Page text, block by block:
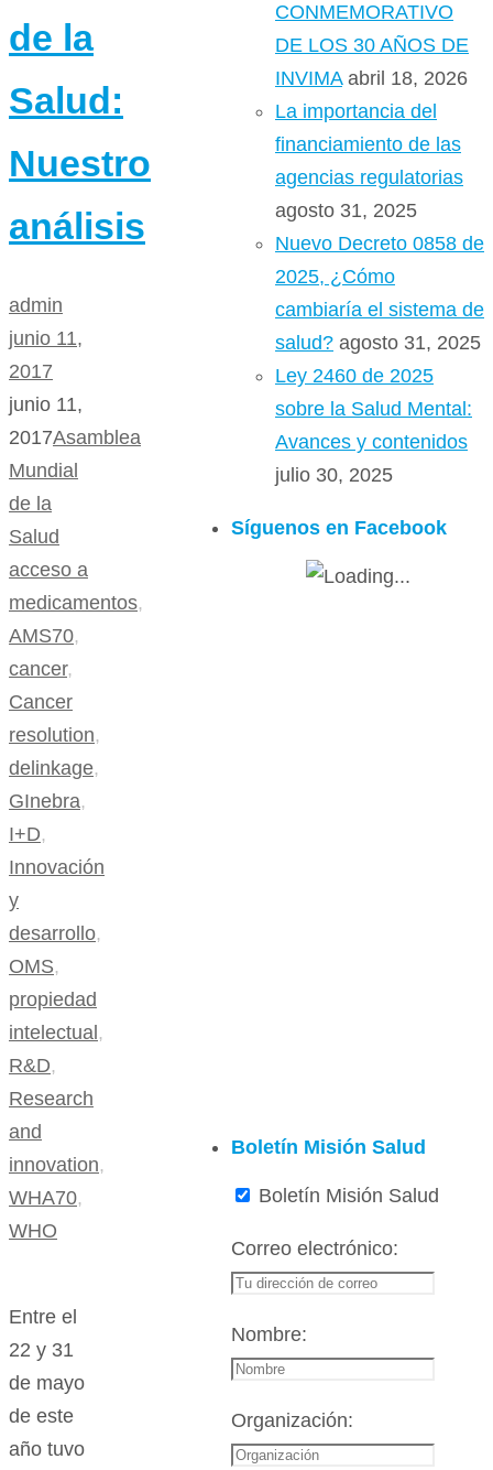
de la
Salud:
Nuestro
análisis
admin
junio 11,
2017
junio 11,
2017Asamblea
Mundial
de la
Salud
acceso a
medicamentos,
AMS70,
cancer,
Cancer
resolution,
delinkage,
GInebra,
I+D,
Innovación
y
desarrollo,
OMS,
propiedad
intelectual ,
R&D,
Research
and
innovation,
WHA70,
WHO
Entre el
22 y 31
de mayo
de este
año tuvo
CONMEMORATIVO
DE LOS 30 AÑOS DE
INVIMA abril 18, 2026
La importancia del
financiamiento de las
agencias regulatorias
agosto 31, 2025
Nuevo Decreto 0858 de
2025, ¿Cómo
cambiaría el sistema de
salud? agosto 31, 2025
Ley 2460 de 2025
sobre la Salud Mental:
Avances y contenidos
julio 30, 2025
Síguenos en Facebook
Boletín Misión Salud
Boletín Misión Salud
Correo electrónico:
Nombre:
Organización: